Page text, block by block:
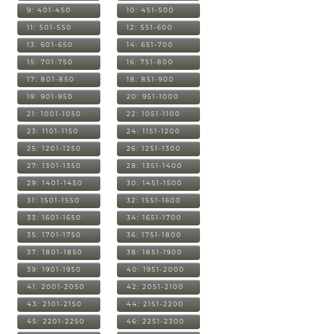
9: 401-450 10: 451-500
11: 501-550 12: 551-600
13: 601-650 14: 651-700
15: 701-750 16: 751-800
17: 801-850 18: 851-900
19: 901-950 20: 951-1000
21: 1001-1050 22: 1051-1100
23: 1101-1150 24: 1151-1200
25: 1201-1250 26: 1251-1300
27: 1301-1350 28: 1351-1400
29: 1401-1450 30: 1451-1500
31: 1501-1550 32: 1551-1600
33: 1601-1650 34: 1651-1700
35: 1701-1750 36: 1751-1800
37: 1801-1850 38: 1851-1900
39: 1901-1950 40: 1951-2000
41: 2001-2050 42: 2051-2100
43: 2101-2150 44: 2151-2200
45: 2201-2250 46: 2251-2300